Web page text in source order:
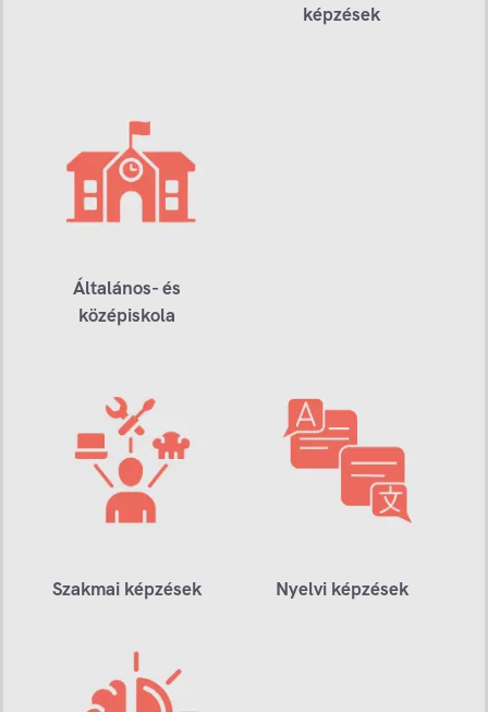
képzések
Általános- és
középiskola
Szakmai képzések Nyelvi képzések